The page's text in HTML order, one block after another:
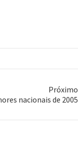
Próximo
nacionais de 2005